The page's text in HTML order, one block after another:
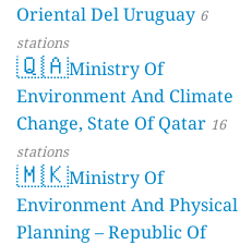
Oriental Del Uruguay 6
stations
🇶🇦Ministry Of
Environment And Climate
Change, State Of Qatar 16
stations
🇲🇰Ministry Of
Environment And Physical
Planning – Republic Of